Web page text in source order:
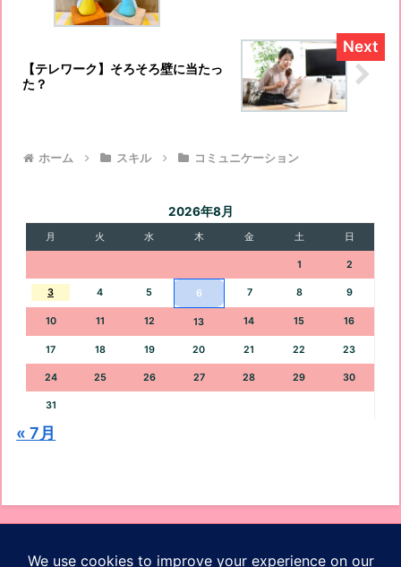
【テレワーク】そろそろ壁に当たっ
た？
ホーム スキル コミュニケーション
2026年8月
月 火 水 木 金 土 日
1 2
3 4 5 6 7 8 9
10 11 12 13 14 15 16
17 18 19 20 21 22 23
24 25 26 27 28 29 30
31
« 7月